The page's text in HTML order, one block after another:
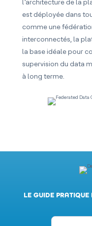
l’architecture de la
est déployée dans
comme une
interconnectés, la
la base idéale pour
supervision du data
à long terme.
LE GUIDE